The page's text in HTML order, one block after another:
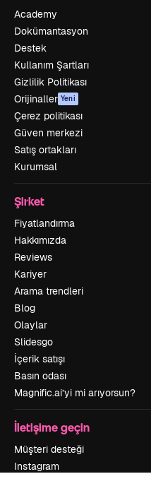
Academy
Dokümantasyon
Destek
Kullanım Şartları
Gizlilik Politikası
Orijinaller Yeni
Çerez politikası
Güven merkezi
Satış ortakları
Kurumsal
Şirket
Fiyatlandırma
Hakkımızda
Reviews
Kariyer
Arama trendleri
Blog
Olaylar
Slidesgo
İçerik satışı
Basın odası
Magnific.ai’yi mi arıyorsun?
İletişime geçin
Müşteri desteği
Instagram